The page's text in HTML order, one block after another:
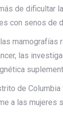
de dificultar
con senos de
mamografías
las
de
a las mujeres